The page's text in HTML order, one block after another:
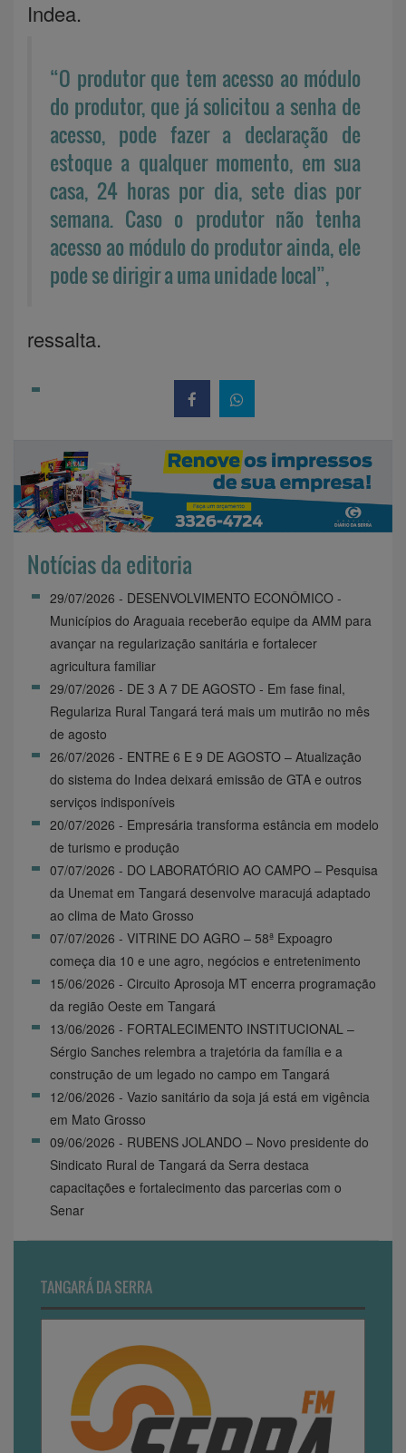
Indea.
“O produtor que tem acesso ao módulo
do produtor, que já solicitou a senha de
acesso, pode fazer a declaração de
estoque a qualquer momento, em sua
casa, 24 horas por dia, sete dias por
semana. Caso o produtor não tenha
acesso ao módulo do produtor ainda, ele
pode se dirigir a uma unidade local”,
ressalta.
Notícias da editoria
29/07/2026 - DESENVOLVIMENTO ECONÔMICO -
Municípios do Araguaia receberão equipe da AMM para
avançar na regularização sanitária e fortalecer
agricultura familiar
29/07/2026 - DE 3 A 7 DE AGOSTO - Em fase final,
Regulariza Rural Tangará terá mais um mutirão no mês
de agosto
26/07/2026 - ENTRE 6 E 9 DE AGOSTO – Atualização
do sistema do Indea deixará emissão de GTA e outros
serviços indisponíveis
20/07/2026 - Empresária transforma estância em modelo
de turismo e produção
07/07/2026 - DO LABORATÓRIO AO CAMPO – Pesquisa
da Unemat em Tangará desenvolve maracujá adaptado
ao clima de Mato Grosso
07/07/2026 - VITRINE DO AGRO – 58ª Expoagro
começa dia 10 e une agro, negócios e entretenimento
15/06/2026 - Circuito Aprosoja MT encerra programação
da região Oeste em Tangará
13/06/2026 - FORTALECIMENTO INSTITUCIONAL –
Sérgio Sanches relembra a trajetória da família e a
construção de um legado no campo em Tangará
12/06/2026 - Vazio sanitário da soja já está em vigência
em Mato Grosso
09/06/2026 - RUBENS JOLANDO – Novo presidente do
Sindicato Rural de Tangará da Serra destaca
capacitações e fortalecimento das parcerias com o
Senar
TANGARÁ DA SERRA